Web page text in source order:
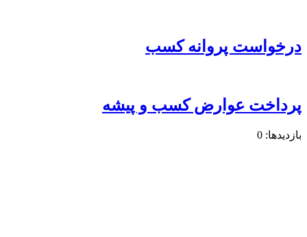
درخواست پروانه کسب
پرداخت عوارض کسب و پیشه
بازدیدها: 0